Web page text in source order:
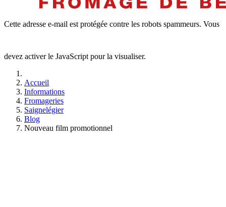
Cette adresse e-mail est protégée contre les robots spammeurs. Vous
devez activer le JavaScript pour la visualiser.
Accueil
Informations
Fromageries
Saignelégier
Blog
Nouveau film promotionnel